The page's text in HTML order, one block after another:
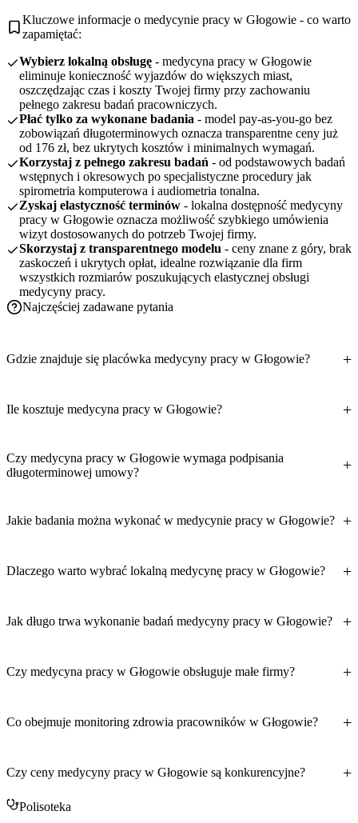
Kluczowe informacje o medycynie pracy w Głogowie - co warto
zapamiętać:
Wybierz lokalną obsługę - medycyna pracy w Głogowie
eliminuje konieczność wyjazdów do większych miast,
oszczędzając czas i koszty Twojej firmy przy zachowaniu
pełnego zakresu badań pracowniczych.
Płać tylko za wykonane badania - model pay-as-you-go bez
zobowiązań długoterminowych oznacza transparentne ceny już
od 176 zł, bez ukrytych kosztów i minimalnych wymagań.
Korzystaj z pełnego zakresu badań - od podstawowych badań
wstępnych i okresowych po specjalistyczne procedury jak
spirometria komputerowa i audiometria tonalna.
Zyskaj elastyczność terminów - lokalna dostępność medycyny
pracy w Głogowie oznacza możliwość szybkiego umówienia
wizyt dostosowanych do potrzeb Twojej firmy.
Skorzystaj z transparentnego modelu - ceny znane z góry, brak
zaskoczeń i ukrytych opłat, idealne rozwiązanie dla firm
wszystkich rozmiarów poszukujących elastycznej obsługi
medycyny pracy.
Najczęściej zadawane pytania
Gdzie znajduje się placówka medycyny pracy w Głogowie?
Ile kosztuje medycyna pracy w Głogowie?
Czy medycyna pracy w Głogowie wymaga podpisania
długoterminowej umowy?
Jakie badania można wykonać w medycynie pracy w Głogowie?
Dlaczego warto wybrać lokalną medycynę pracy w Głogowie?
Jak długo trwa wykonanie badań medycyny pracy w Głogowie?
Czy medycyna pracy w Głogowie obsługuje małe firmy?
Co obejmuje monitoring zdrowia pracowników w Głogowie?
Czy ceny medycyny pracy w Głogowie są konkurencyjne?
Polisoteka